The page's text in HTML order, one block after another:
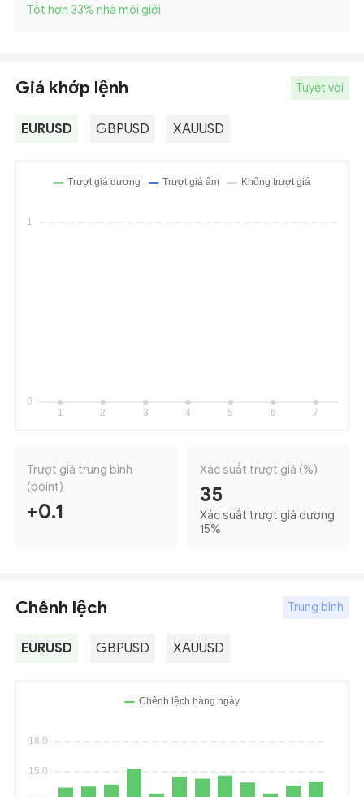
Tốt hơn 33% nhà môi giới
Giá khớp lệnh Tuyệt vời
EURUSD GBPUSD XAUUSD
Trượt giá trung bình
(point)
+0.1
Xác suất trượt giá (%)
35
Xác suất trượt giá dương
15%
Chênh lệch Trung bình
EURUSD GBPUSD XAUUSD